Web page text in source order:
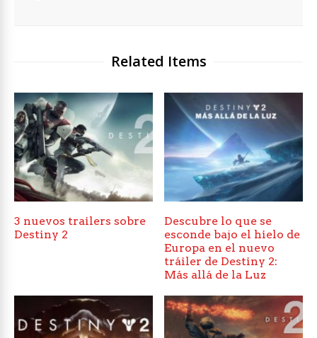
Related Items
3 nuevos trailers sobre
Destiny 2
Descubre lo que se
esconde bajo el hielo de
Europa en el nuevo
tráiler de Destiny 2:
Más allá de la Luz